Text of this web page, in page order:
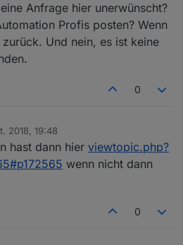
Anfrage hier unerwünscht?
Profis posten? Wenn
Und nein, es ist keine
0
2018, 19:48
hast dann hier viewtopic.php?
wenn nicht dann
0